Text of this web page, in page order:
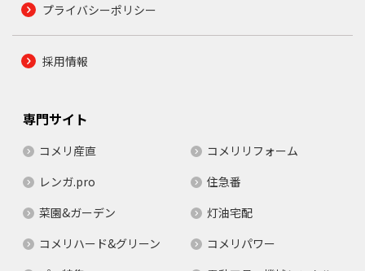
プライバシーポリシー
採用情報
専門サイト
コメリ産直
コメリリフォーム
レンガ.pro
住急番
菜園&ガーデン
灯油宅配
コメリハード&グリーン
コメリパワー